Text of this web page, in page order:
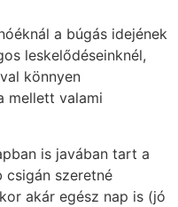
a búgás idejének
leskelődéseinknél,
könnyen
mellett valami
is javában tart a
csigán szeretné
akár egész nap is (jó